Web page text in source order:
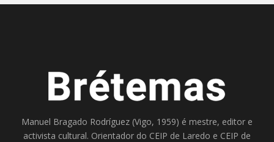
Manuel Bragado Rodríguez (Vigo, 1959) é mestre, editor e
activista cultural. Orientador do CEIP de Laredo e CEIP de